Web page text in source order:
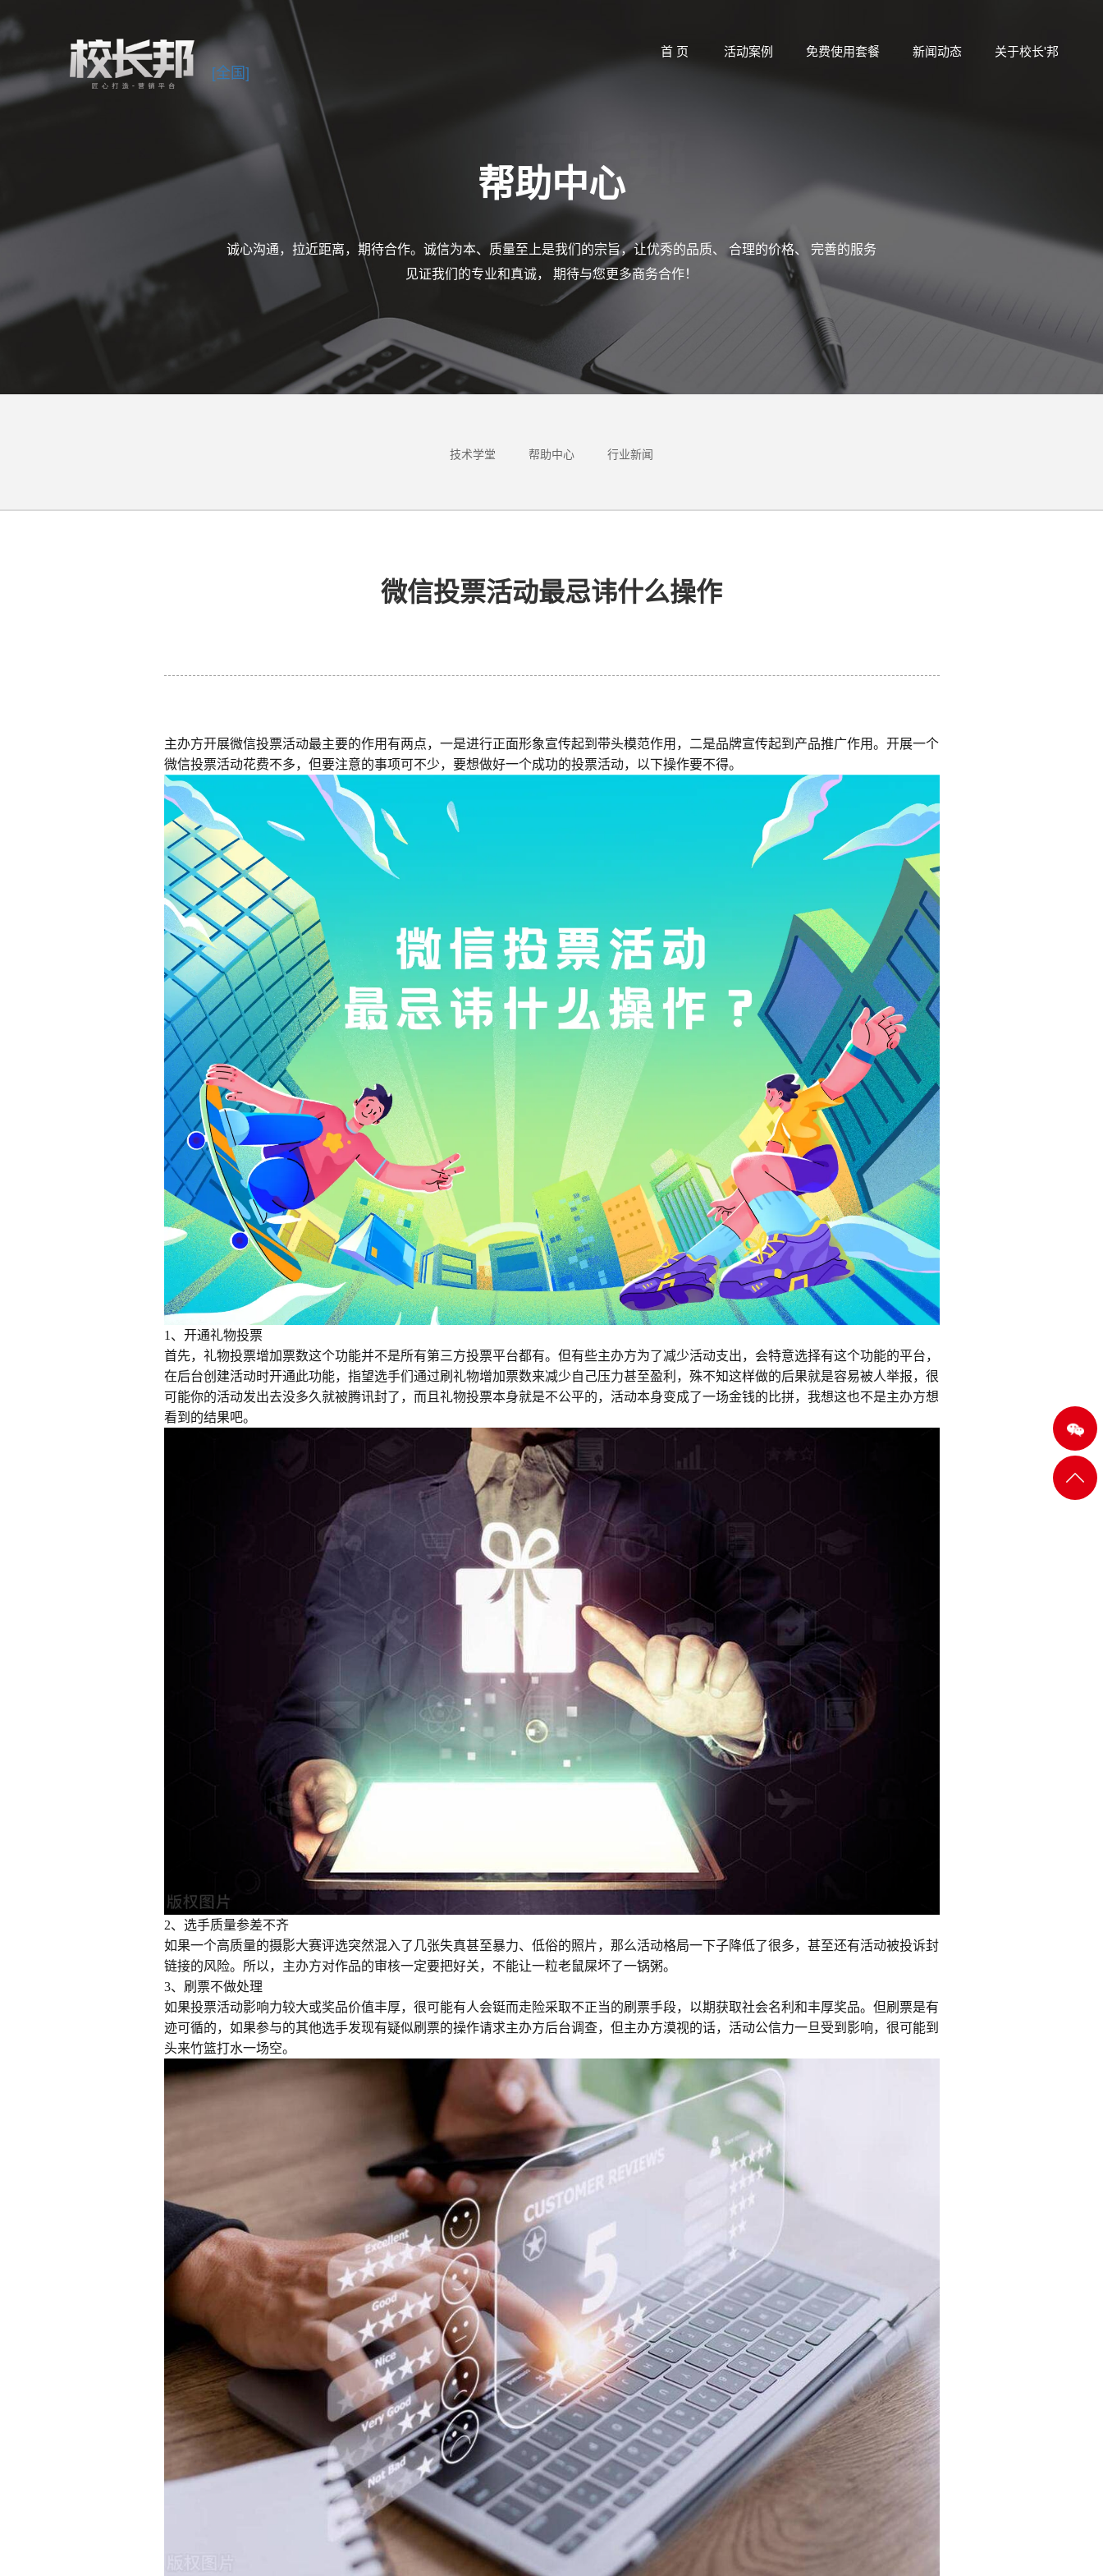
[全国]
首 页 活动案例 免费使用套餐 新闻动态 关于校长'邦
点击
添加
返回
帮助中心
诚心沟通，拉近距离，期待合作。诚信为本、质量至上是我们的宗旨，让优秀的品质、 合理的价格、 完善的服务
见证我们的专业和真诚， 期待与您更多商务合作！
技术学堂 帮助中心 行业新闻
微信投票活动最忌讳什么操作
主办方开展微信投票活动最主要的作用有两点，一是进行正面形象宣传起到带头模范作用，二是品牌宣传起到产品推广作用。开展一个
微信投票活动花费不多，但要注意的事项可不少，要想做好一个成功的投票活动，以下操作要不得。
1、开通礼物投票
首先，礼物投票增加票数这个功能并不是所有第三方投票平台都有。但有些主办方为了减少活动支出，会特意选择有这个功能的平台，
在后台创建活动时开通此功能，指望选手们通过刷礼物增加票数来减少自己压力甚至盈利，殊不知这样做的后果就是容易被人举报，很
可能你的活动发出去没多久就被腾讯封了，而且礼物投票本身就是不公平的，活动本身变成了一场金钱的比拼，我想这也不是主办方想
看到的结果吧。
2、选手质量参差不齐
如果一个高质量的摄影大赛评选突然混入了几张失真甚至暴力、低俗的照片，那么活动格局一下子降低了很多，甚至还有活动被投诉封
链接的风险。所以，主办方对作品的审核一定要把好关，不能让一粒老鼠屎坏了一锅粥。
3、刷票不做处理
如果投票活动影响力较大或奖品价值丰厚，很可能有人会铤而走险采取不正当的刷票手段，以期获取社会名利和丰厚奖品。但刷票是有
迹可循的，如果参与的其他选手发现有疑似刷票的操作请求主办方后台调查，但主办方漠视的话，活动公信力一旦受到影响，很可能到
头来竹篮打水一场空。